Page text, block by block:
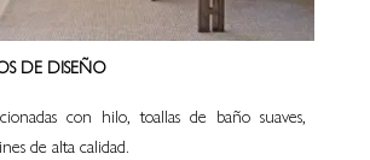
DE DISEÑO
con hilo, toallas de baño suaves,
de alta calidad.